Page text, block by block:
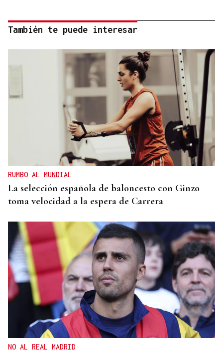
También te puede interesar
RUMBO AL MUNDIAL
La selección española de baloncesto con Ginzo
toma velocidad a la espera de Carrera
NO AL REAL MADRID